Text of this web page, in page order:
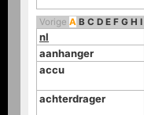
Vorige A B C D E F G H I
nl
aanhanger
accu
achterdrager